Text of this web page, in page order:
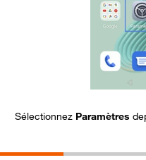
Sélectionnez Paramètres